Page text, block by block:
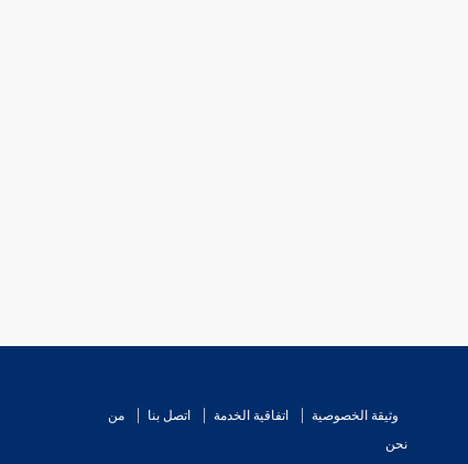
وثيقة الخصوصية اتفاقية الخدمة اتصل بنا
من
نحن